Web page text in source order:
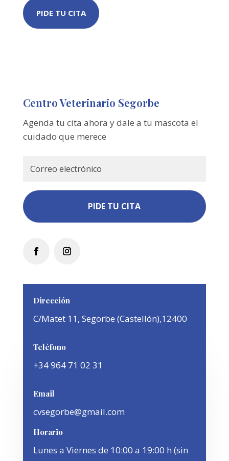
PIDE TU CITA
Centro Veterinario Segorbe
Agenda tu cita ahora y dale a tu mascota el
cuidado que merece
PIDE TU CITA
Dirección
C/Matet 11, Segorbe (Castellón),12400
Teléfono
+34 964 71 02 31
Email
cvsegorbe@gmail.com
Horario
Lunes a Viernes de 10:00 a 19:00 h (sin